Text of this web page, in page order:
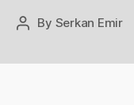
Post
By Serkan Emir